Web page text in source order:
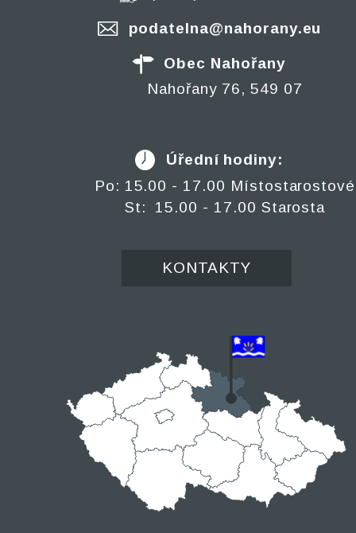
podatelna@nahorany.eu
Obec Nahořany
Nahořany 76, 549 07
Úřední hodiny:
Po: 15.00 - 17.00 Místostarostové
St: 15.00 - 17.00 Starosta
KONTAKTY